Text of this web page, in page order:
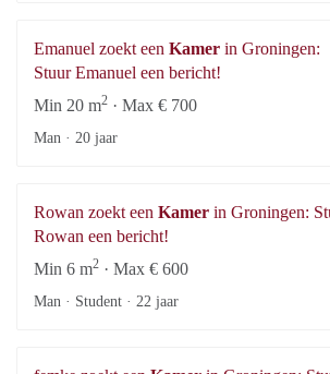
Emanuel zoekt een Kamer in Groningen:
Stuur Emanuel een bericht!
Min 20 m2 · Max € 700
Man · 20 jaar
Rowan zoekt een Kamer in Groningen:
Rowan een bericht!
Min 6 m2 · Max € 600
Man · Student · 22 jaar